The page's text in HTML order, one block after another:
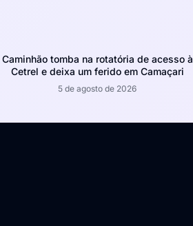
Caminhão tomba na rotatória de acesso à
Cetrel e deixa um ferido em Camaçari
5 de agosto de 2026